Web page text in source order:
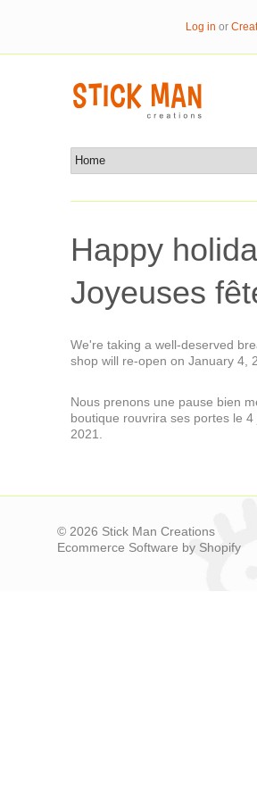
Log in or
Happy
Joyeuses
We're taking a well-deserved
shop will re-open on January 4,
Nous prenons une pause bien
boutique rouvrira ses portes le 4
2021.
© 2026 Stick Man Creations
Ecommerce Software by Shopify